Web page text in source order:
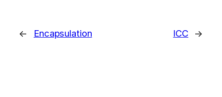
← Encapsulation ICC →